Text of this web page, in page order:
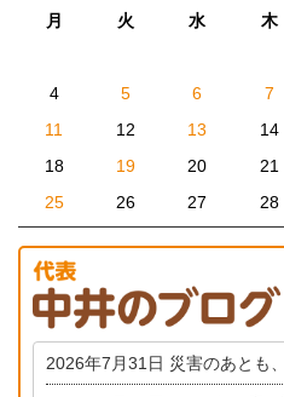
月 火 水 木
4
5 6 7
11
12 13 14
18
19 20 21
25
26 27 28
2026年7月31日 災害のあとも